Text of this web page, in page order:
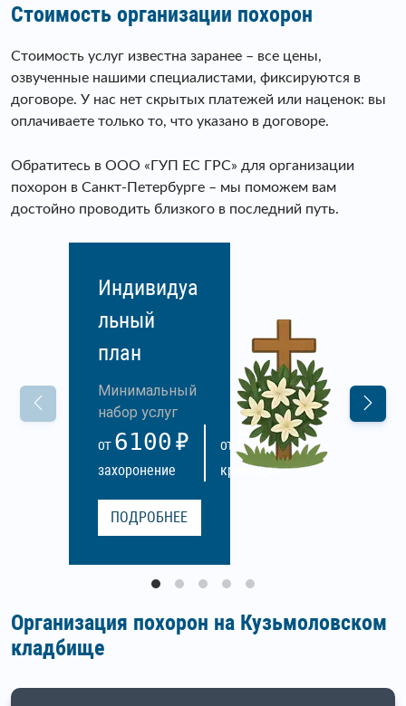
Стоимость организации похорон
Стоимость услуг известна заранее – все цены,
озвученные нашими специалистами, фиксируются в
договоре. У нас нет скрытых платежей или наценок: вы
оплачиваете только то, что указано в договоре.
Обратитесь в ООО «ГУП ЕС ГРС» для организации
похорон в Санкт-Петербурге – мы поможем вам
достойно проводить близкого в последний путь.
Индивидуа
льный
план
Минимальный
набор услуг
ОТ 6100
захоронение
ОТ 6100
кремация
ПОДРОБНЕЕ
Организация похорон на Кузьмоловском
кладбище